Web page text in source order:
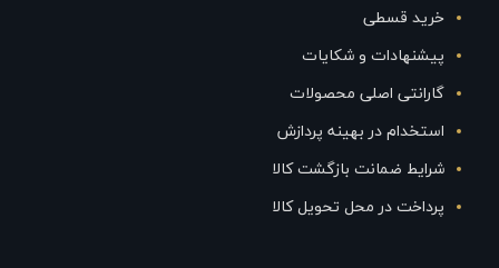
خرید قسطی
پیشنهادات و شکایات
گارانتی اصلی محصولات
استخدام در بهینه پردازش
شرایط ضمانت بازگشت کالا
پرداخت در محل تحویل کالا